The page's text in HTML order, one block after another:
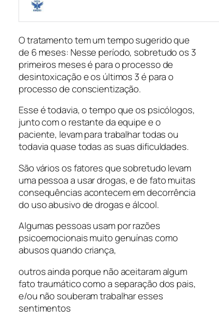
O tratamento tem um tempo sugerido que
de 6 meses: Nesse período, sobretudo os 3
primeiros meses é para o processo de
desintoxicação e os últimos 3 é para o
processo de conscientização.
Esse é todavia, o tempo que os psicólogos,
junto com o restante da equipe e o
paciente, levam para trabalhar todas ou
todavia quase todas as suas dificuldades.
São vários os fatores que sobretudo levam
uma pessoa a usar drogas, e de fato muitas
consequências acontecem em decorrência
do uso abusivo de drogas e álcool.
Algumas pessoas usam por razões
psicoemocionais muito genuínas como
abusos quando criança,
outros ainda porque não aceitaram algum
fato traumático como a separação dos pais,
e/ou não souberam trabalhar esses
sentimentos